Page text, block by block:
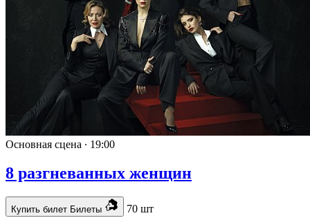
Основная сцена ∙ 19:00
8 разгневанных женщин
Купить билет Билеты 70 шт